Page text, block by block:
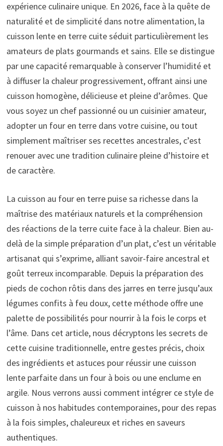
expérience culinaire unique. En 2026, face à la quête de
naturalité et de simplicité dans notre alimentation, la
cuisson lente en terre cuite séduit particulièrement les
amateurs de plats gourmands et sains. Elle se distingue
par une capacité remarquable à conserver l’humidité et
à diffuser la chaleur progressivement, offrant ainsi une
cuisson homogène, délicieuse et pleine d’arômes. Que
vous soyez un chef passionné ou un cuisinier amateur,
adopter un four en terre dans votre cuisine, ou tout
simplement maîtriser ses recettes ancestrales, c’est
renouer avec une tradition culinaire pleine d’histoire et
de caractère.
La cuisson au four en terre puise sa richesse dans la
maîtrise des matériaux naturels et la compréhension
des réactions de la terre cuite face à la chaleur. Bien au-
delà de la simple préparation d’un plat, c’est un véritable
artisanat qui s’exprime, alliant savoir-faire ancestral et
goût terreux incomparable. Depuis la préparation des
pieds de cochon rôtis dans des jarres en terre jusqu’aux
légumes confits à feu doux, cette méthode offre une
palette de possibilités pour nourrir à la fois le corps et
l’âme. Dans cet article, nous décryptons les secrets de
cette cuisine traditionnelle, entre gestes précis, choix
des ingrédients et astuces pour réussir une cuisson
lente parfaite dans un four à bois ou une enclume en
argile. Nous verrons aussi comment intégrer ce style de
cuisson à nos habitudes contemporaines, pour des repas
à la fois simples, chaleureux et riches en saveurs
authentiques.